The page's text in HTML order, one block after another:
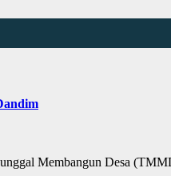
Membangun Desa